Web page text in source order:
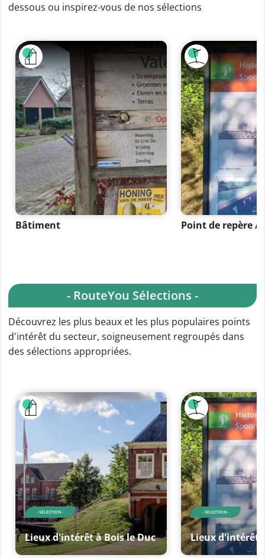
dessous ou inspirez-vous de nos sélections
Bâtiment Point de repère /
- RouteYou Sélections -
Découvrez les plus beaux et les plus populaires points
d'intérêt du secteur, soigneusement regroupés dans
des sélections appropriées.
- SELECTION -
Lieux d'intérêt à Bois le Duc
- SELECTION -
Lieux d'intérêt